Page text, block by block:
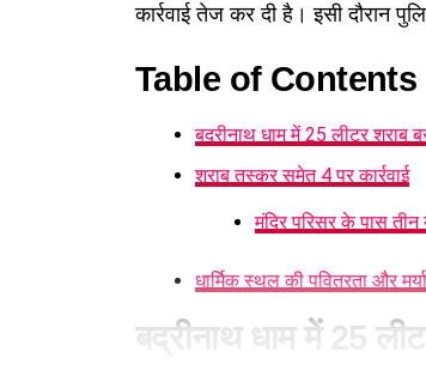
कार्रवाई तेज कर दी है। इसी दौरान
Table of Contents
बद्रीनाथ धाम में 25 लीटर शराब
शराब तस्कर समेत 4 पर कार्रवाई
मंदिर परिसर के पास तीन
धार्मिक स्थल की पवित्रता और
बद्रीनाथ धाम में 25